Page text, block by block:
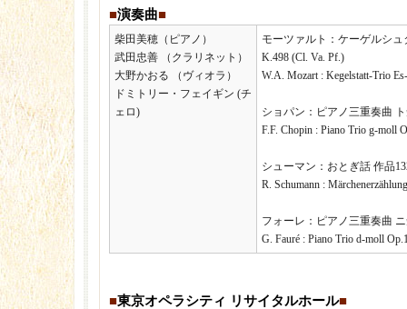
■演奏曲■
柴田美穂（ピアノ）
武田忠善 （クラリネット）
大野かおる （ヴィオラ）
ドミトリー・フェイギン (チ
ェロ)
モーツァルト：ケーゲルシ
K.498 (Cl. Va. Pf.)
W.A. Mozart : Kegelstatt-Trio
ショパン：ピアノ三重奏曲
F.F. Chopin : Piano Trio g-moll
シューマン：おとぎ話 作品
R. Schumann :
フォーレ：ピアノ三重奏曲
G. Fauré : Piano Trio d-moll
■東京オペラシティ リサイタルホール■